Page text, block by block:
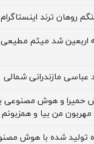
روهان ترند اینستاگرام
اربعین شد میثم
عباسی مازندرانی شمالی
حمیرا و هوش مصنوعی
من بیا و
تولید شده با هوش